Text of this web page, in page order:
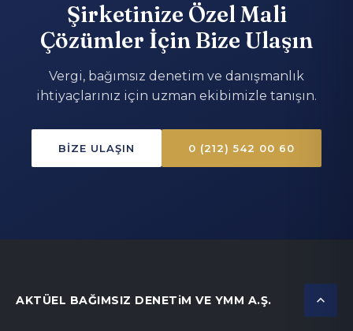
Şirketinize Özel Mali
Çözümler İçin Bize Ulaşın
Vergi, bağımsız denetim ve danışmanlık
ihtiyaçlarınız için uzman ekibimizle tanışın.
BIZE ULAŞIN 0 (212) 542 00 60
AKTÜEL BAĞIMSIZ DENETiM VE YMM A.Ş.